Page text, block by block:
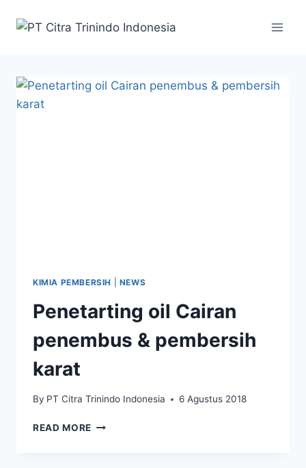
KIMIA PEMBERSIH NEWS
Penetarting oil Cairan
penembus & pembersih
karat
By PT Citra Trinindo Indonesia 6 Agustus 2018
READ MORE